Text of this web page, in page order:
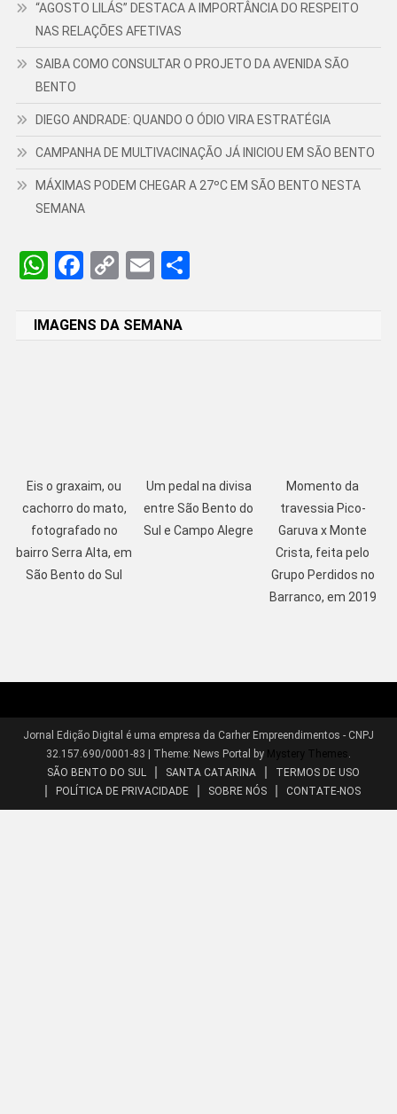
“AGOSTO LILÁS” DESTACA A IMPORTÂNCIA DO RESPEITO
NAS RELAÇÕES AFETIVAS
SAIBA COMO CONSULTAR O PROJETO DA AVENIDA SÃO
BENTO
DIEGO ANDRADE: QUANDO O ÓDIO VIRA ESTRATÉGIA
CAMPANHA DE MULTIVACINAÇÃO JÁ INICIOU EM SÃO BENTO
MÁXIMAS PODEM CHEGAR A 27ºC EM SÃO BENTO NESTA
SEMANA
WhatsApp
Facebook
CopyEmail
IMAGENS DA SEMANA
Eis o graxaim, ou
cachorro do mato,
fotografado no
bairro Serra Alta, em
São Bento do Sul
Um pedal na divisa
entre São Bento do
Sul e Campo Alegre
Momento da
travessia Pico-
Garuva x Monte
Crista, feita pelo
Grupo Perdidos no
Barranco, em 2019
Jornal Edição Digital é uma empresa da Carher Empreendimentos - CNPJ
32.157.690/0001-83 | Theme: News Portal by Mystery Themes
SÃO BENTO DO SUL
SANTA CATARINA
TERMOS DE USO
POLÍTICA DE PRIVACIDADE
SOBRE NÓS CONTATE-NOS